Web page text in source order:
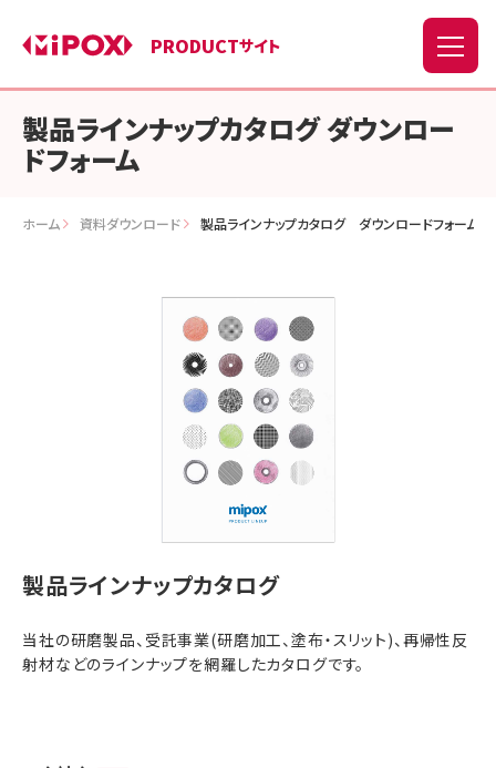
PRODUCTサイト
製品ラインナップカタログ ダウンロー
ドフォーム
ホーム 資料ダウンロード 製品ラインナップカタログ ダウンロードフォーム
製品ラインナップカタログ
当社の研磨製品、受託事業(研磨加工、塗布・スリット)、再帰性反
射材などのラインナップを網羅したカタログです。